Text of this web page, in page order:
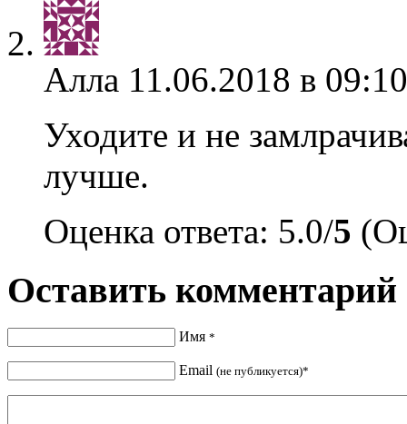
Алла 11.06.2018 в
Уходите и не
лучше.
Оценка ответа: 5.0/5
Оставить комментарий
Имя *
Email (не публикуется)*